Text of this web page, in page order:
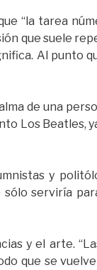
“la tarea
que suele
Al punto
de una
Los Beatles,
y
serviría
y el arte.
que se